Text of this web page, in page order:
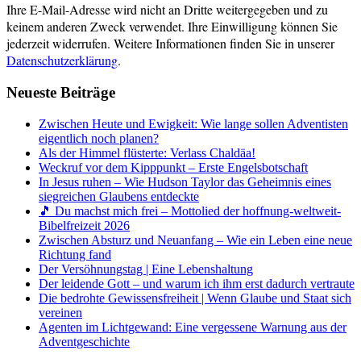
Ihre E-Mail-Adresse wird nicht an Dritte weitergegeben und zu
keinem anderen Zweck verwendet. Ihre Einwilligung können Sie
jederzeit widerrufen. Weitere Informationen finden Sie in unserer
Datenschutzerklärung.
Neueste Beiträge
Zwischen Heute und Ewigkeit: Wie lange sollen Adventisten
eigentlich noch planen?
Als der Himmel flüsterte: Verlass Chaldäa!
Weckruf vor dem Kipppunkt – Erste Engelsbotschaft
In Jesus ruhen – Wie Hudson Taylor das Geheimnis eines
siegreichen Glaubens entdeckte
🎵 Du machst mich frei – Mottolied der hoffnung-weltweit-
Bibelfreizeit 2026
Zwischen Absturz und Neuanfang – Wie ein Leben eine neue
Richtung fand
Der Versöhnungstag | Eine Lebenshaltung
Der leidende Gott – und warum ich ihm erst dadurch vertraute
Die bedrohte Gewissensfreiheit | Wenn Glaube und Staat sich
vereinen
Agenten im Lichtgewand: Eine vergessene Warnung aus der
Adventgeschichte